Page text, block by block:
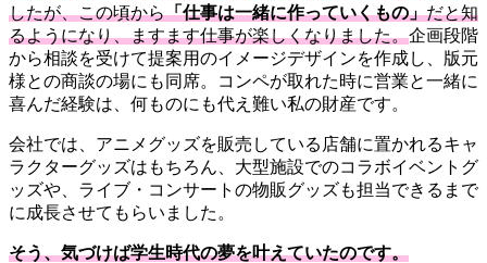
したが、この頃から「仕事は一緒に作っていくもの」だと知
るようになり、ますます仕事が楽しくなりました。企画段階
から相談を受けて提案用のイメージデザインを作成し、版元
様との商談の場にも同席。コンペが取れた時に営業と一緒に
喜んだ経験は、何ものにも代え難い私の財産です。
会社では、アニメグッズを販売している店舗に置かれるキャ
ラクターグッズはもちろん、大型施設でのコラボイベントグ
ッズや、ライブ・コンサートの物販グッズも担当できるまで
に成長させてもらいました。
そう、気づけば学生時代の夢を叶えていたのです。